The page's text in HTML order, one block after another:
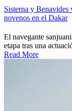
Sisterna y Benavides
novenos en el Dakar
El navegante
etapa tras una
Read More